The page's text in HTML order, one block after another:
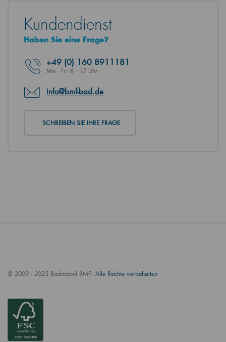
Kundendienst
Haben Sie eine Frage?
+49 (0) 160 8911181
Mo - Fr: 8 - 17 Uhr
info@bmf-bad.de
SCHREIBEN SIE IHRE FRAGE
© 2009 - 2025 Badmöbel BMF, Alle Rechte vorbehalten